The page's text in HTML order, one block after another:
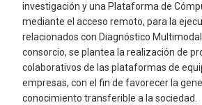
investigación y una Plataforma de
mediante el acceso remoto, para la
relacionados con Diagnóstico
consorcio, se plantea la realización de
colaborativos de las plataformas de
empresas, con el fin de favorecer la
conocimiento transferible a la sociedad.